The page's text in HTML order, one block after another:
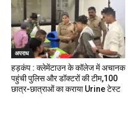
अपराध
हड़कंप : क्लेमेंटाउन के कॉलेज में अचानक
पहुंची पुलिस और डॉक्टरों की टीम,100
छात्र-छात्राओं का कराया Urine टेस्ट